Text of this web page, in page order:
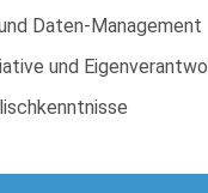
Daten-Management
und